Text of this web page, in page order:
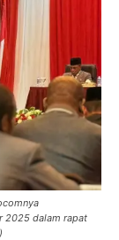
2025 dalam rapat